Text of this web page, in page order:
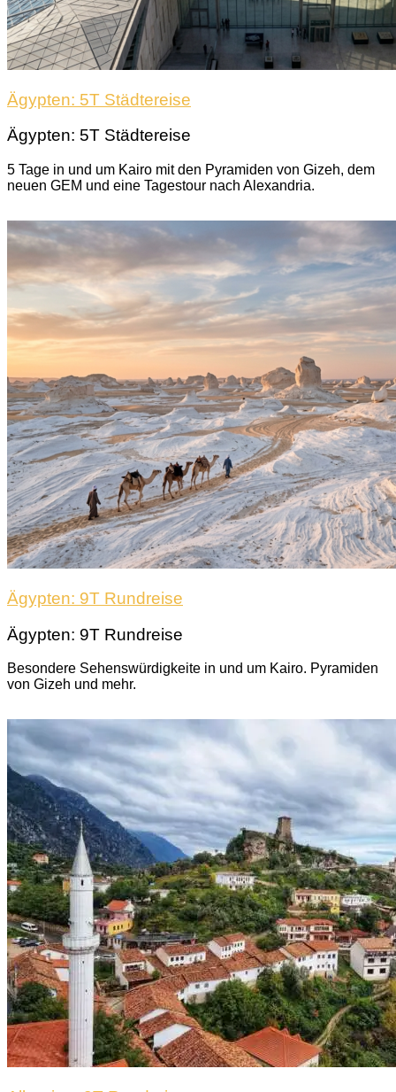
Ägypten: 5T Städtereise
Ägypten: 5T Städtereise
5 Tage in und um Kairo mit den Pyramiden von Gizeh, dem
neuen GEM und eine Tagestour nach Alexandria.
Ägypten: 9T Rundreise
Ägypten: 9T Rundreise
Besondere Sehenswürdigkeite in und um Kairo. Pyramiden
von Gizeh und mehr.